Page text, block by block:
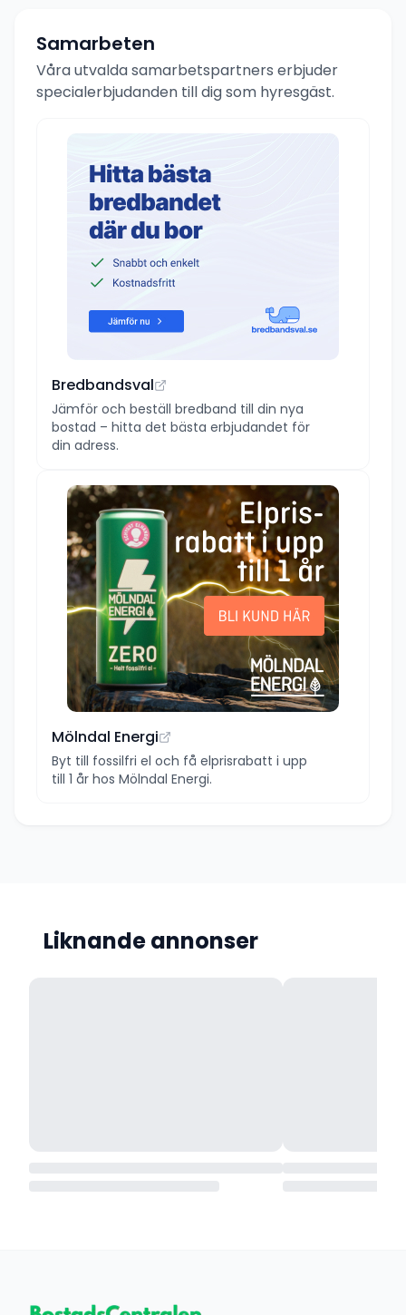
Samarbeten
Våra utvalda samarbetspartners erbjuder
specialerbjudanden till dig som hyresgäst.
Bredbandsval
Jämför och beställ bredband till din nya
bostad – hitta det bästa erbjudandet för
din adress.
Mölndal Energi
Byt till fossilfri el och få elprisrabatt i upp
till 1 år hos Mölndal Energi.
Liknande annonser